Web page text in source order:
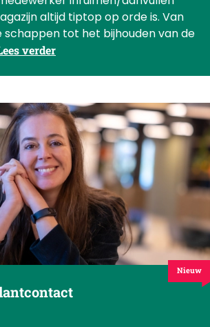
altijd tiptop op orde is. Van
schappen tot het bijhouden van de
verder
Nieuw